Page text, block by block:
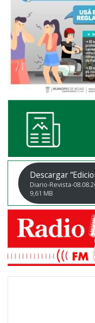
Descargar
Diario-Revista-
9,61 MB